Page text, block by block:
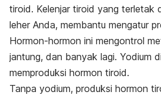
tiroid. Kelenjar tiroid yang terletak
leher Anda, membantu mengatur
Hormon-hormon ini mengontrol
jantung, dan banyak lagi. Yodium
memproduksi hormon tiroid.
Tanpa yodium, produksi hormon